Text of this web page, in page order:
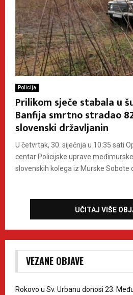
Policija
Prilikom sječe stabala u
Banfija smrtno stradao
slovenski državljanin
U četvrtak, 30. siječnja u 10:35 sati
centar Policijske uprave
slovenskih kolega iz Murske Sobote
UČITAJ VIŠE
VEZANE OBJAVE
Rokovo u Sv. Urbanu donosi 23.